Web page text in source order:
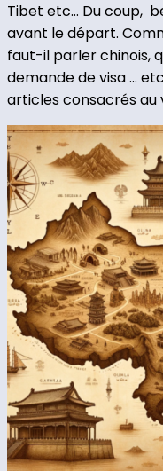
Tibet etc… Du coup,
avant le départ.
faut-il parler chinois,
demande de visa …
articles consacrés au
Apprendre le